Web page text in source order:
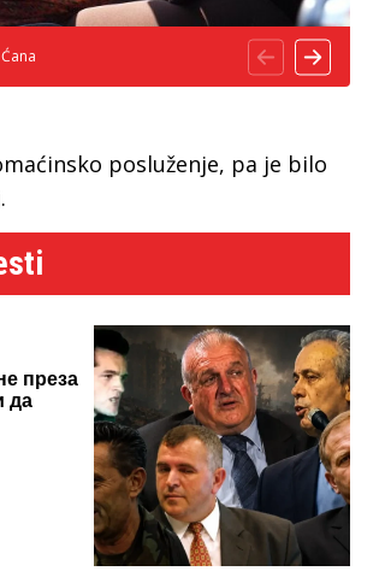
posluženje, pa je bilo
преза
да